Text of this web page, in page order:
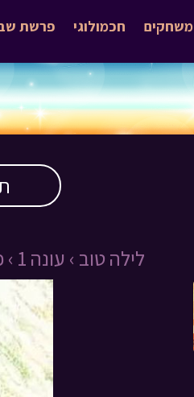
פרשת חכמולוגי משחקים
לילה טוב › עונה 1 ›